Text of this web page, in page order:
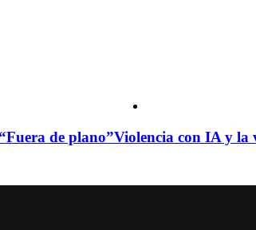
de plano”Violencia con IA y la